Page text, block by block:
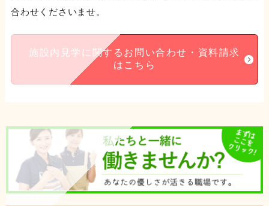
合わせくださいませ。
施設内見学に関するお問い合わせ・資料請求
はこちら